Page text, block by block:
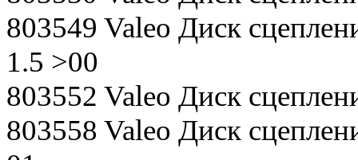
803549 Valeo Диск
1.5 >00
803552 Valeo Диск
803558 Valeo Диск